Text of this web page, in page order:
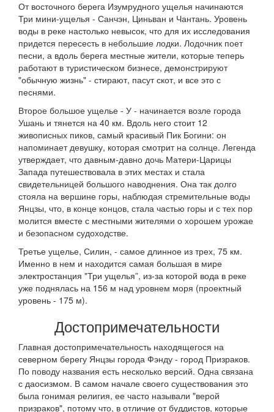
От восточного берега Изумрудного ущелья начинаются
Три мини-ущелья - Санчэн, Циньван и Чантань. Уровень
воды в реке настолько невысок, что для их исследования
придется пересесть в небольшие лодки. Лодочник поет
песни, а вдоль берега местные жители, которые теперь
работают в туристическом бизнесе, демонстрируют
"обычную жизнь" - стирают, пасут скот, и все это с
песнями.
Второе большое ущелье - У - начинается возле города
Ушань и тянется на 40 км. Вдоль него стоит 12
живописных пиков, самый красивый Пик Богини: он
напоминает девушку, которая смотрит на солнце. Легенда
утверждает, что давным-давно дочь Матери-Царицы
Запада путешествовала в этих местах и стала
свидетельницей большого наводнения. Она так долго
стояла на вершине горы, наблюдая стремительные воды
Янцзы, что, в конце концов, стала частью горы и с тех пор
молится вместе с местными жителями о хорошем урожае
и безопасном судоходстве.
Третье ущелье, Силин, - самое длинное из трех, 75 км.
Именно в нем и находится самая большая в мире
электростанция "Три ущелья”, из-за которой вода в реке
уже поднялась на 156 м над уровнем моря (проектный
уровень - 175 м).
Достопримечательности
Главная достопримечательность находящегося на
северном берегу Янцзы города Фэнду - город Призраков.
По поводу названия есть несколько версий. Одна связана
с даосизмом. В самом начале своего существования это
была гонимая религия, ее часто называли "верой
призраков", потому что, в отличие от буддистов, которые